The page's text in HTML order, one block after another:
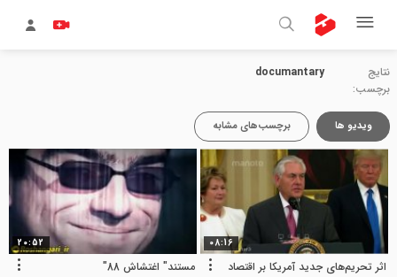
نتایج
برچسب:
documantary
ویدیو ها برچسب‌های مشابه
08:16
اثر تحریم‌های جدید آمریکا بر اقتصاد
20:52
مستند" اغتشاش 88"